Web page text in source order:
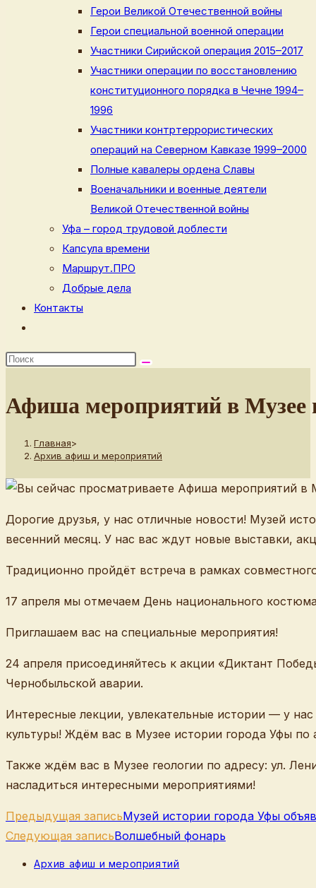
Герои Великой Отечественной войны
Герои специальной военной операции
Участники Сирийской операция 2015–2017
Участники операции по восстановлению
конституционного порядка в Чечне 1994–
1996
Участники контртеррористических
операций на Северном Кавказе 1999–2000
Полные кавалеры ордена Славы
Военачальники и военные деятели
Великой Отечественной войны
Уфа – город трудовой доблести
Капсула времени
Маршрут.ПРО
Добрые дела
Контакты
по
сайту
Афиша мероприятий в Музее
Главная>
Архив афиш и мероприятий
Дорогие друзья, у нас отличные новости! Музей
весенний месяц. У нас вас ждут новые выставки,
Традиционно пройдёт встреча в рамках
17 апреля мы отмечаем День национального
Приглашаем вас на специальные мероприятия!
24 апреля присоединяйтесь к акции «Диктант
Чернобыльской аварии.
Интересные лекции, увлекательные истории — у
культуры! Ждём вас в Музее истории города Уфы по
Также ждём вас в Музее геологии по адресу: ул.
насладиться интересными мероприятиями!
Еще
статьи
Предыдущая записьМузей истории города Уфы
Следующая записьВолшебный фонарь
Рубрика
Архив афиш и мероприятий